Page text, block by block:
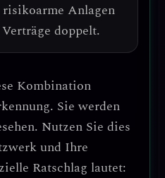
Anlagen
doppelt.
Kombination
. Sie werden
Nutzen Sie dies
und Ihre
Ratschlag lautet: